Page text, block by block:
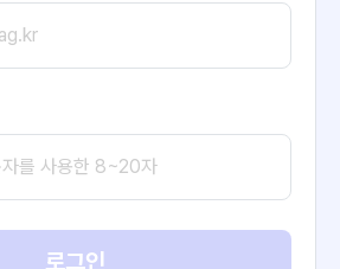
로그인